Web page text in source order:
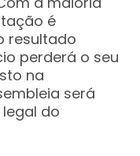
é
resultado
perderá o seu
na
será
do